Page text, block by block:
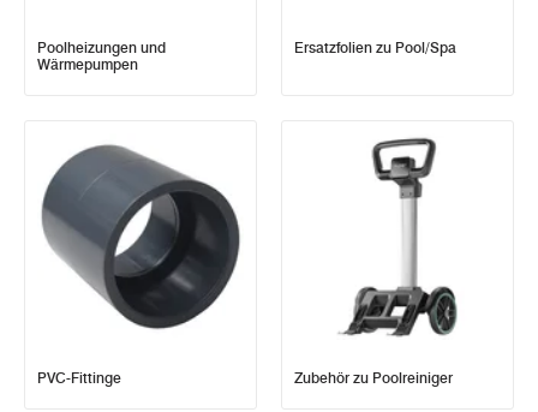
Poolheizungen und
Wärmepumpen
Ersatzfolien zu Pool/Spa
PVC-Fittinge Zubehör zu Poolreiniger